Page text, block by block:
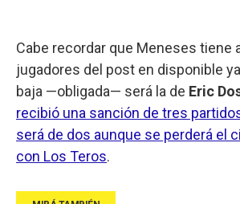
Cabe recordar que Meneses tiene
jugadores del post en disponible
baja —obligada— será la de Eric
recibió una sanción de tres
será de dos aunque se perderá el
con Los Teros.